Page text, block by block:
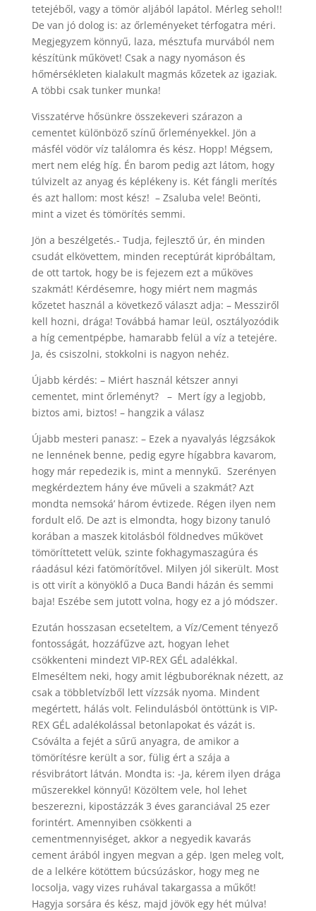
tetejéből, vagy a tömör aljából lapátol. Mérleg sehol!!
De van jó dolog is: az őrleményeket térfogatra méri.
Megjegyzem könnyű, laza, mésztufa murvából nem
készítünk műkövet! Csak a nagy nyomáson és
hőmérsékleten kialakult magmás kőzetek az igaziak.
A többi csak tunker munka!
Visszatérve hősünkre összekeveri szárazon a
cementet különböző színű őrleményekkel. Jön a
másfél vödör víz találomra és kész. Hopp! Mégsem,
mert nem elég híg. Én barom pedig azt látom, hogy
túlvizelt az anyag és képlékeny is. Két fángli merítés
és azt hallom: most kész! – Zsaluba vele! Beönti,
mint a vizet és tömörítés semmi.
Jön a beszélgetés.- Tudja, fejlesztő úr, én minden
csudát elkövettem, minden receptúrát kipróbáltam,
de ott tartok, hogy be is fejezem ezt a műköves
szakmát! Kérdésemre, hogy miért nem magmás
kőzetet használ a következő választ adja: – Messziről
kell hozni, drága! Továbbá hamar leül, osztályozódik
a híg cementpépbe, hamarabb felül a víz a tetejére.
Ja, és csiszolni, stokkolni is nagyon nehéz.
Újabb kérdés: – Miért használ kétszer annyi
cementet, mint őrleményt? – Mert így a legjobb,
biztos ami, biztos! – hangzik a válasz
Újabb mesteri panasz: – Ezek a nyavalyás légzsákok
ne lennének benne, pedig egyre hígabbra kavarom,
hogy már repedezik is, mint a mennykű. Szerényen
megkérdeztem hány éve műveli a szakmát? Azt
mondta nemsoká’ három évtizede. Régen ilyen nem
fordult elő. De azt is elmondta, hogy bizony tanuló
korában a maszek kitolásból földnedves műkövet
tömöríttetett velük, szinte fokhagymaszagúra és
ráadásul kézi fatömörítővel. Milyen jól sikerült. Most
is ott virít a könyöklő a Duca Bandi házán és semmi
baja! Eszébe sem jutott volna, hogy ez a jó módszer.
Ezután hosszasan ecseteltem, a Víz/Cement tényező
fontosságát, hozzáfűzve azt, hogyan lehet
csökkenteni mindezt VIP-REX GÉL adalékkal.
Elmeséltem neki, hogy amit légbuboréknak nézett, az
csak a többletvízből lett vízzsák nyoma. Mindent
megértett, hálás volt. Felindulásból öntöttünk is VIP-
REX GÉL adalékolással betonlapokat és vázát is.
Csóválta a fejét a sűrű anyagra, de amikor a
tömörítésre került a sor, fülig ért a szája a
résvibrátort látván. Mondta is: -Ja, kérem ilyen drága
műszerekkel könnyű! Közöltem vele, hol lehet
beszerezni, kipostázzák 3 éves garanciával 25 ezer
forintért. Amennyiben csökkenti a
cementmennyiséget, akkor a negyedik kavarás
cement árából ingyen megvan a gép. Igen meleg volt,
de a lelkére kötöttem búcsúzáskor, hogy meg ne
locsolja, vagy vizes ruhával takargassa a műkőt!
Hagyja sorsára és kész, majd jövök egy hét múlva!